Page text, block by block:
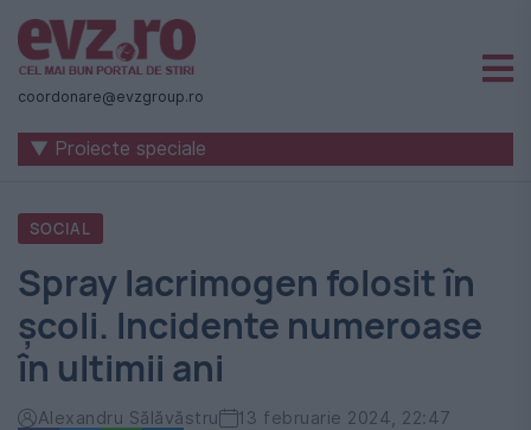
Știri
naționale
internaționale
România
-
Evenimentul
Zilei
coordonare@evzgroup.ro
▼ Proiecte speciale
SOCIAL
Spray lacrimogen folosit în
școli. Incidente numeroase
în ultimii ani
Alexandru Sălăvăstru 13 februarie 2024, 22:47